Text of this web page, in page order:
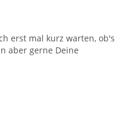
erst mal kurz warten, ob's
aber gerne Deine